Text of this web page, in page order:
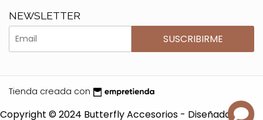
NEWSLETTER
SUSCRIBIRME
Tienda creada con
Copyright © 2024 Butterfly Accesorios - Diseñado por